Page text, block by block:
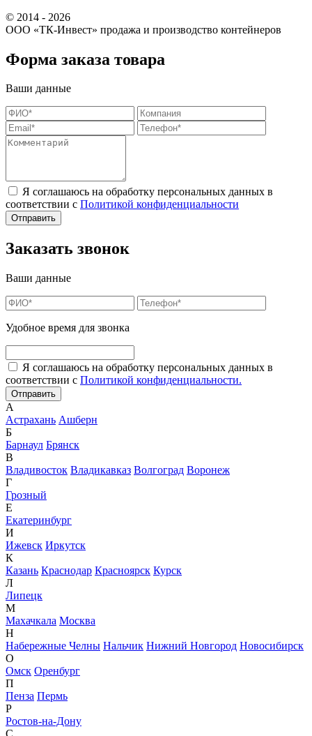
© 2014 - 2026
ООО «ТК-Инвест» продажа и производство контейнеров
Форма заказа товара
Ваши данные
Я соглашаюсь на обработку персональных данных в
соответствии с Политикой конфиденциальности
Заказать звонок
Ваши данные
Удобное время для звонка
Я соглашаюсь на обработку персональных данных в
соответствии с Политикой конфиденциальности.
А
Астрахань Ашберн
Б
Барнаул Брянск
В
Владивосток Владикавказ Волгоград Воронеж
Г
Грозный
Е
Екатеринбург
И
Ижевск Иркутск
К
Казань Краснодар Красноярск Курск
Л
Липецк
М
Махачкала Москва
Н
Набережные Челны Нальчик Нижний Новгород Новосибирск
О
Омск Оренбург
П
Пенза Пермь
Р
Ростов-на-Дону